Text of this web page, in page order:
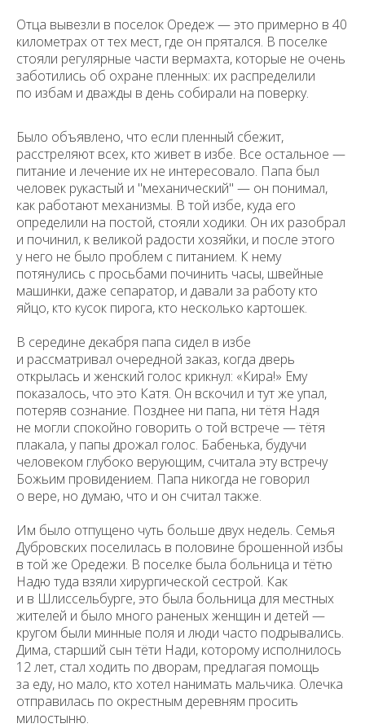
Отца вывезли в поселок Оредеж — это примерно в 40
километрах от тех мест, где он прятался. В поселке
стояли регулярные части вермахта, которые не очень
заботились об охране пленных: их распределили
по избам и дважды в день собирали на поверку.
Было объявлено, что если пленный сбежит,
расстреляют всех, кто живет в избе. Все остальное —
питание и лечение их не интересовало. Папа был
человек рукастый и "механический" — он понимал,
как работают механизмы. В той избе, куда его
определили на постой, стояли ходики. Он их разобрал
и починил, к великой радости хозяйки, и после этого
у него не было проблем с питанием. К нему
потянулись с просьбами починить часы, швейные
машинки, даже сепаратор, и давали за работу кто
яйцо, кто кусок пирога, кто несколько картошек.
В середине декабря папа сидел в избе
и рассматривал очередной заказ, когда дверь
открылась и женский голос крикнул: «Кира!» Ему
показалось, что это Катя. Он вскочил и тут же упал,
потеряв сознание. Позднее ни папа, ни тётя Надя
не могли спокойно говорить о той встрече — тётя
плакала, у папы дрожал голос. Бабенька, будучи
человеком глубоко верующим, считала эту встречу
Божьим провидением. Папа никогда не говорил
о вере, но думаю, что и он считал также.
Им было отпущено чуть больше двух недель. Семья
Дубровских поселилась в половине брошенной избы
в той же Оредежи. В поселке была больница и тётю
Надю туда взяли хирургической сестрой. Как
и в Шлиссельбурге, это была больница для местных
жителей и было много раненых женщин и детей —
кругом были минные поля и люди часто подрывались.
Дима, старший сын тёти Нади, которому исполнилось
12 лет, стал ходить по дворам, предлагая помощь
за еду, но мало, кто хотел нанимать мальчика. Олечка
отправилась по окрестным деревням просить
милостыню.